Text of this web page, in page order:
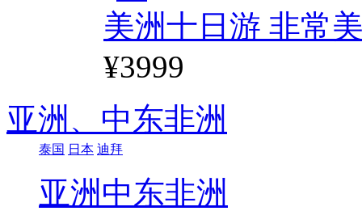
美洲十日游 非常
¥3999
亚洲、 中东非洲
泰国 日本 迪拜
亚洲 中东非洲